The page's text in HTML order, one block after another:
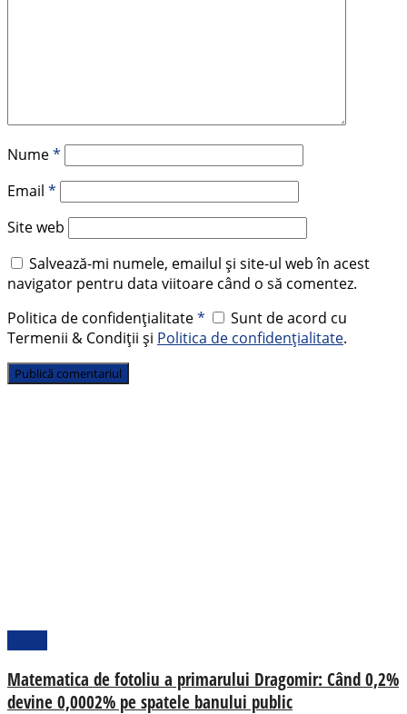
Nume*
Email *
Site web
Salvează-mi numele, emailul și site-ul web în acest
navigator pentru data viitoare când o să comentez.
Politica de confidențialitate*
Sunt de acord cu
Termenii & Condiții și Politica de confidențialitate.
Matematica de fotoliu a primarului Dragomir: Când 0,2%
devine 0,0002% pe spatele banului public